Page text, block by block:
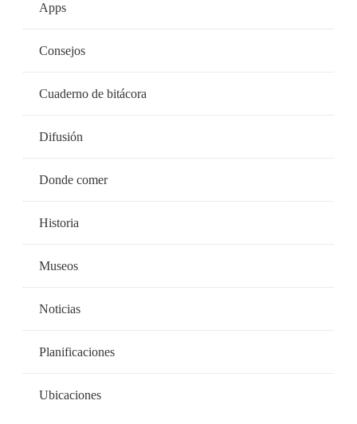
Apps
Consejos
Cuaderno de bitácora
Difusión
Donde comer
Historia
Museos
Noticias
Planificaciones
Ubicaciones